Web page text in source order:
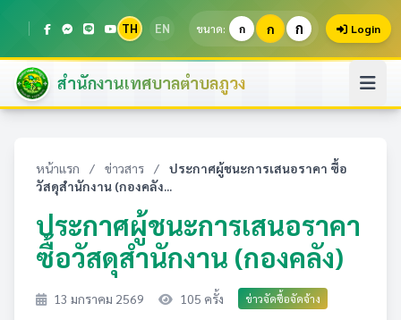
TH EN ขนาด: ก ก ก Login
สำนักงานเทศบาลตำบลภูวง
หน้าแรก / ข่าวสาร /
ประกาศผู้ชนะการเสนอราคา ซื้อ
วัสดุสำนักงาน (กองคลัง...
ประกาศผู้ชนะการเสนอราคา
ซื้อวัสดุสำนักงาน (กองคลัง)
13 มกราคม 2569 105 ครั้ง ข่าวจัดซื้อจัดจ้าง